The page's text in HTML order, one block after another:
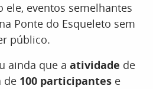
ele, eventos semelhantes
Ponte do Esqueleto sem
público.
ainda que a atividade de
de 100 participantes e